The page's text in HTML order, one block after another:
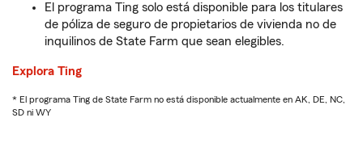
El programa Ting solo está disponible para los titulares
de póliza de seguro de propietarios de vivienda no de
inquilinos de State Farm que sean elegibles.
Explora Ting
* El programa Ting de State Farm no está disponible actualmente en AK, DE, NC,
SD ni WY